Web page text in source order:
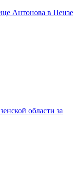
Антонова в Пензе
области за